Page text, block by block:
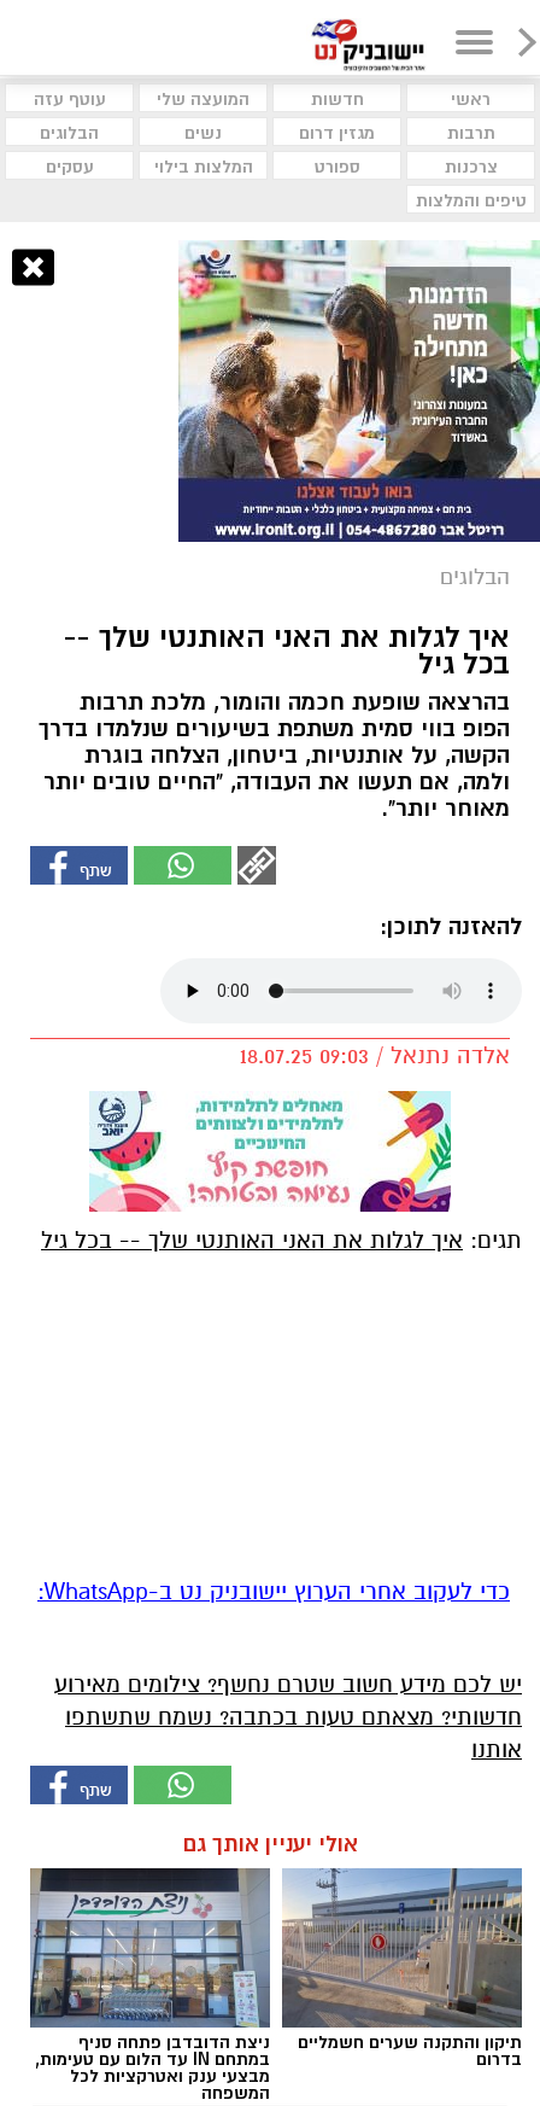
ראשי חדשות המועצה שלי
עוטף עזה
תרבות
מגזין דרום נשים
הבלוגים
צרכנות
ספורט המלצות בילוי
עסקים
טיפים והמלצות
הבלוגים
איך לגלות את האני האותנטי שלך --
בכל גיל
בהרצאה שופעת חכמה והומור, מלכת תרבות
הפופ בווי סמית משתפת בשיעורים שנלמדו בדרך
הקשה, על אותנטיות, ביטחון, הצלחה בוגרת
ולמה, אם תעשו את העבודה, "החיים טובים יותר
מאוחר יותר".
להאזנה לתוכן:
אלדה נתנאל / 09:03 18.07.25
תגים: איך לגלות את האני האותנטי שלך -- בכל גיל
‏כדי לעקוב אחרי הערוץ יישובניק נט ב-WhatsApp:‏‏‏
יש לכם מידע חשוב שטרם נחשף? צילומים מאירוע
חדשותי? מצאתם טעות בכתבה? נשמח שתשתפו
אותנו
אולי יעניין אותך גם
תיקון והתקנה שערים חשמליים
בדרום
ניצת הדובדבן פתחה סניף
במתחם IN עד הלום עם טעימות,
מבצעי ענק ואטרקציות לכל
המשפחה